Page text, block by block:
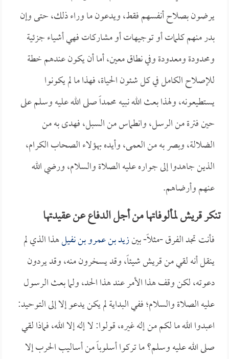
يرضون بصلاح أنفسهم فقط، ويدعون ما وراء ذلك، حتى وإن
بدر منهم كلمات أو توجيهات أو مشاركات فهي أشياء جزئية
ومحدودة ومعدودة وفي نطاق معين، أما أن يكون عندهم خطة
للإصلاح الكامل في كل شئون الحياة، فهذا ما لم يكونوا
يستطيعونه، ولهذا بعث الله نبيه محمداً صلى الله عليه وسلم على
حين فترة من الرسل، وانطماس من السبل، فهدى به من
الضلالة، وبصر به من العمى، وأيده بهؤلاء الصحاب الكرام،
الذين جاهدوا إلى جواره عليه الصلاة والسلام، ورضي الله
عنهم وأرضاهم.
تنكر قريش لمألوفاتها من أجل الدفاع عن عقيدتها
فأنت تجد الفرق -مثلاً- بينزيد بن عمرو بن نفيلهذا الذي لم
ينقل أنه لقي من قريش شيئاً، وقد يسخرون منه، وقد يردون
دعوته، لكن وقف هذا الأمر عند هذا الحد، ولما بعث الرسول
عليه الصلاة والسلام؛ ففي البداية لم يكن يدعو إلا إلى التوحيد:
اعبدوا الله ما لكم من إله غيره، قولوا: لا إله إلا الله، فماذا لقي
صلى الله عليه وسلم؟ ما تركوا أسلوباً من أساليب الحرب إلا